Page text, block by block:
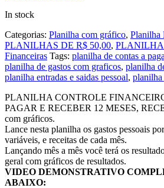
In stock
Categorias: Planilha com gráfico, Planilha
PLANILHAS DE R$ 50,00,
Financeiras Tags: planilha de contas a
planilha de gastos com graficos, planilha
planilha entradas e saidas pessoal, planilha
PLANILHA CONTROLE
PAGAR E RECEBER 12 MESES,
com gráficos.
Lance nesta planilha os gastos pessoais
variáveis, e receitas de cada mês.
Lançando mês a mês você terá os
geral com gráficos de resultados.
VIDEO DEMONSTRATIVO
ABAIXO: